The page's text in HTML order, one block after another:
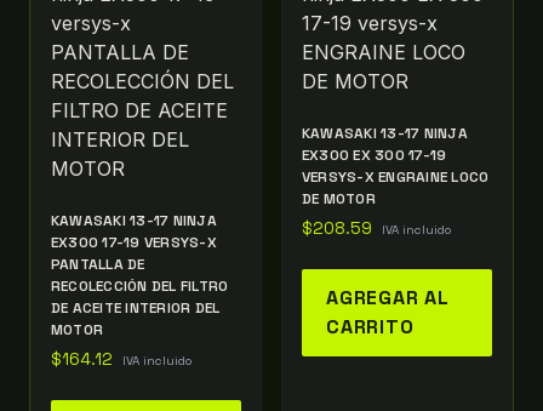
KAWASAKI 13-17 NINJA
EX300 17-19 VERSYS-X
PANTALLA DE
RECOLECCIÓN DEL FILTRO
DE ACEITE INTERIOR DEL
MOTOR
$164.12 IVA incluido
KAWASAKI 13-17 NINJA
EX300 EX 300 17-19
VERSYS-X ENGRAINE LOCO
DE MOTOR
$208.59 IVA incluido
AGREGAR AL
CARRITO